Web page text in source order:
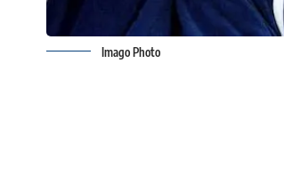
Imago Photo